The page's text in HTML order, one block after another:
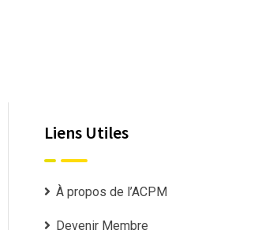
Liens Utiles
À propos de l’ACPM
Devenir Membre